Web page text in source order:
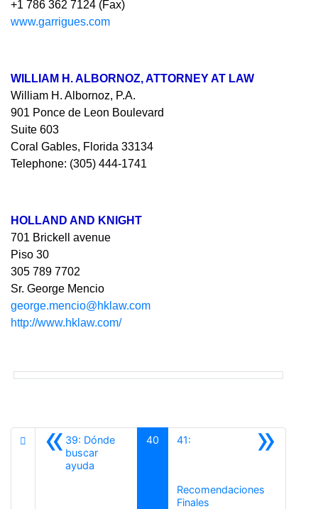
+1 786 362 7124 (Fax)
www.garrigues.com
WILLIAM H. ALBORNOZ, ATTORNEY AT LAW
William H. Albornoz, P.A.
901 Ponce de Leon Boulevard
Suite 603
Coral Gables, Florida 33134
Telephone: (305) 444-1741
HOLLAND AND KNIGHT
701 Brickell avenue
Piso 30
305 789 7702
Sr. George Mencio
george.mencio@hklaw.com
http://www.hklaw.com/
«39: Dónde
buscar
ayuda
40 »
41:
Recomendaciones
Finales